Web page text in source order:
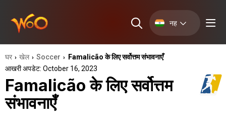
नह
घर › खेल › Soccer › Famalicão के लिए सर्वोत्तम संभावनाएँ
आखरी अपडेट: October 16, 2023
Famalicão के लिए सर्वोत्तम
संभावनाएँ